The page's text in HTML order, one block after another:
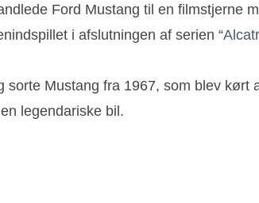
Ford Mustang til en filmstjerne
i afslutningen af serien “
Mustang fra 1967, som blev
legendariske bil.